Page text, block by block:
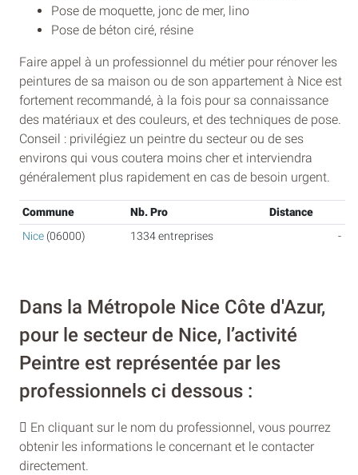
Pose de moquette, jonc de mer, lino
Pose de béton ciré, résine
Faire appel à un professionnel du métier pour rénover les
peintures de sa maison ou de son appartement à Nice est
fortement recommandé, à la fois pour sa connaissance
des matériaux et des couleurs, et des techniques de pose.
Conseil : privilégiez un peintre du secteur ou de ses
environs qui vous coutera moins cher et interviendra
généralement plus rapidement en cas de besoin urgent.
Commune Nb. Pro
Distance
Nice (06000) 1334 entreprises -
Dans la Métropole Nice Côte d'Azur,
pour le secteur de Nice, l’activité
Peintre est représentée par les
professionnels ci dessous :
En cliquant sur le nom du professionnel, vous pourrez
obtenir les informations le concernant et le contacter
directement.